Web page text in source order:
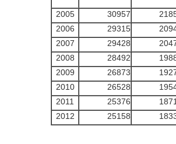
2005 30957
2006
29315
2007
29428
2008
28492
2009
26873
2010
26528
2011
25376
2012
25158